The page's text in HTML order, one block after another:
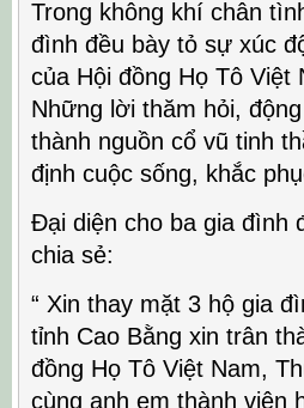
Trong không khí chân
đình đều bày tỏ sự xúc
của Hội đồng Họ Tô Việt
Những lời thăm hỏi,
thành nguồn cổ vũ tinh
định cuộc sống, khắc
Đại diện cho ba gia đình
chia sẻ:
“ Xin thay mặt 3 hộ gia
tỉnh Cao Bằng xin trân
đồng Họ Tô Việt Nam,
cùng anh em thành viên